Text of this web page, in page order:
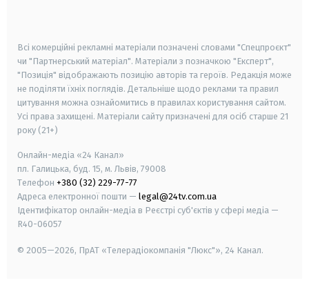
Всі комерційні рекламні матеріали позначені словами "Спецпроєкт"
чи "Партнерський матеріал". Матеріали з позначкою "Експерт",
"Позиція" відображають позицію авторів та героїв. Редакція може
не поділяти їхніх поглядів. Детальніше щодо реклами та правил
цитування можна ознайомитись в правилах користування сайтом.
Усі права захищені. Матеріали сайту призначені для осіб старше 21
року (21+)
Онлайн-медіа «24 Канал»
пл. Галицька, буд. 15, м. Львів, 79008
Телефон +380 (32) 229-77-77
Адреса електронної пошти — legal@24tv.com.ua
Ідентифікатор онлайн-медіа в Реєстрі суб'єктів у сфері медіа —
R40-06057
© 2005—2026, ПрАТ «Телерадіокомпанія "Люкс"», 24 Канал.